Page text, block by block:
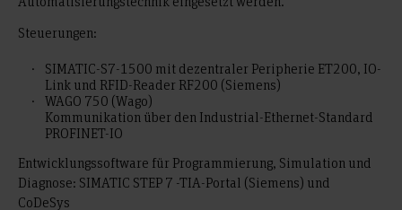
Steuerungen:
SIMATIC-S7-1500 mit dezentraler Peripherie ET200, IO-
Link und RFID-Reader RF200 (Siemens)
WAGO 750 (Wago)
Kommunikation über den Industrial-Ethernet-Standard
PROFINET-IO
Entwicklungssoftware für Programmierung, Simulation und
Diagnose: SIMATIC STEP 7 -TIA-Portal (Siemens) und
CoDeSys